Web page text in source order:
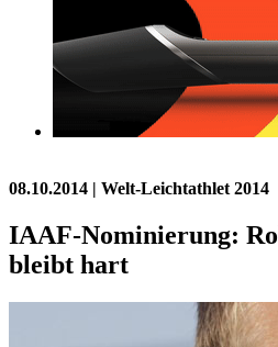
08.10.2014 | Welt-Leichtathlet 2014
IAAF-Nominierung:
bleibt hart